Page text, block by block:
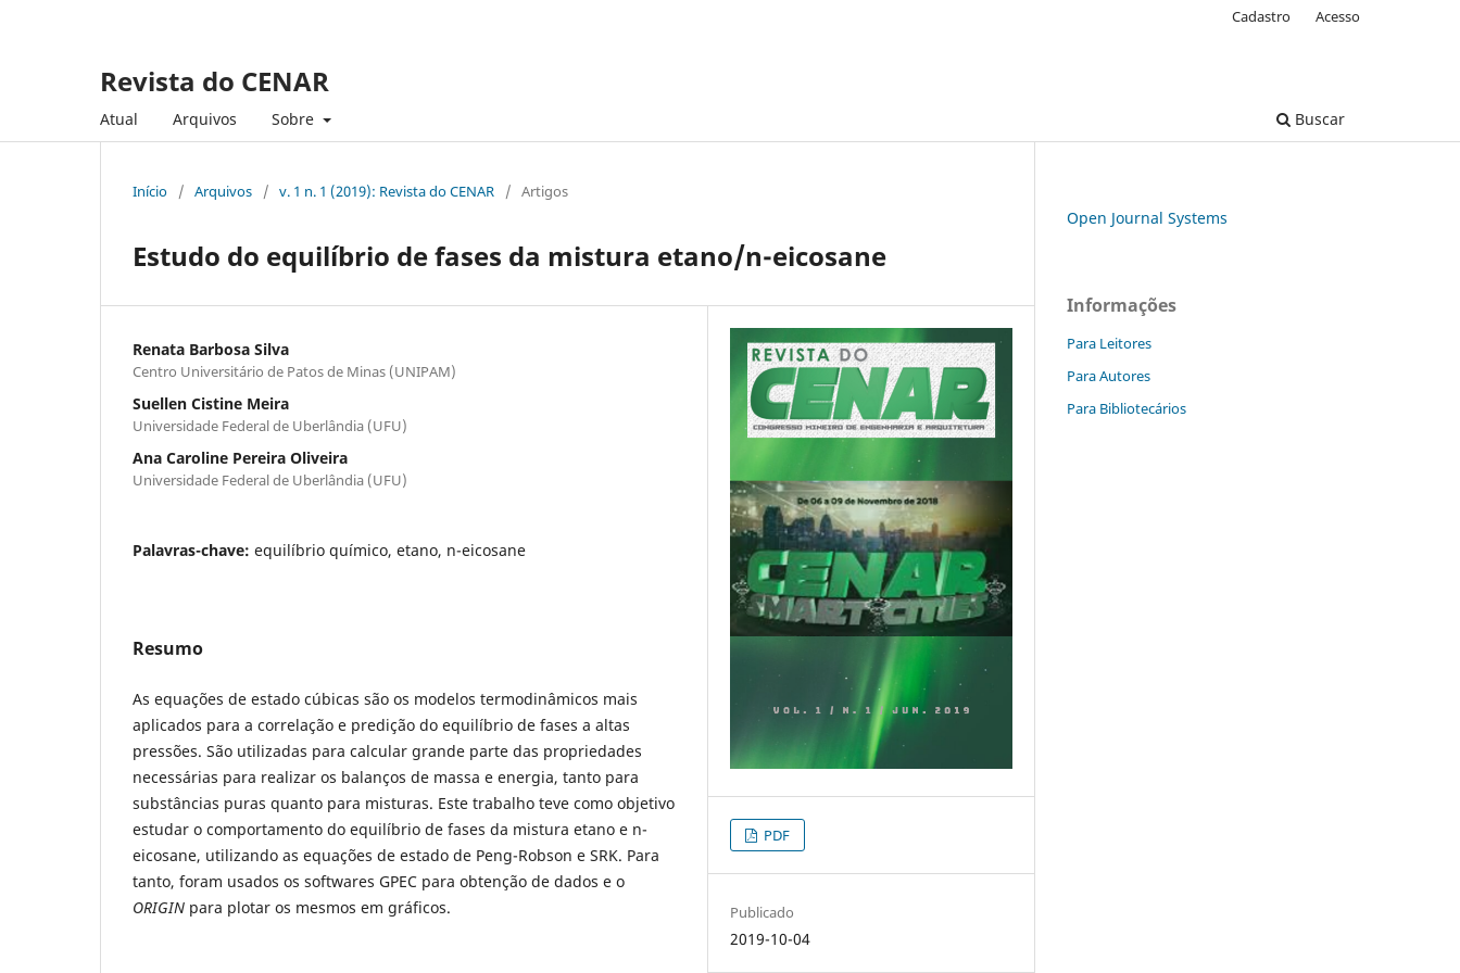
Revista do CENAR
Atual Arquivos Sobre Buscar
Cadastro Acesso
Início / Arquivos / v. 1 n. 1 (2019): Revista do CENAR / Artigos
Estudo do equilíbrio de fases da mistura etano/n-eicosane
Renata Barbosa Silva
Centro Universitário de Patos de Minas (UNIPAM)
Suellen Cistine Meira
Universidade Federal de Uberlândia (UFU)
Ana Caroline Pereira Oliveira
Universidade Federal de Uberlândia (UFU)
Palavras-chave: equilíbrio químico, etano, n-eicosane
Resumo
As equações de estado cúbicas são os modelos termodinâmicos mais
aplicados para a correlação e predição do equilíbrio de fases a altas
pressões. São utilizadas para calcular grande parte das propriedades
necessárias para realizar os balanços de massa e energia, tanto para
substâncias puras quanto para misturas. Este trabalho teve como objetivo
estudar o comportamento do equilíbrio de fases da mistura etano e n-
eicosane, utilizando as equações de estado de Peng-Robson e SRK. Para
tanto, foram usados os softwares GPEC para obtenção de dados e o
ORIGIN para plotar os mesmos em gráficos.
PDF
Publicado
2019-10-04
Open Journal Systems
Informações
Para Leitores
Para Autores
Para Bibliotecários